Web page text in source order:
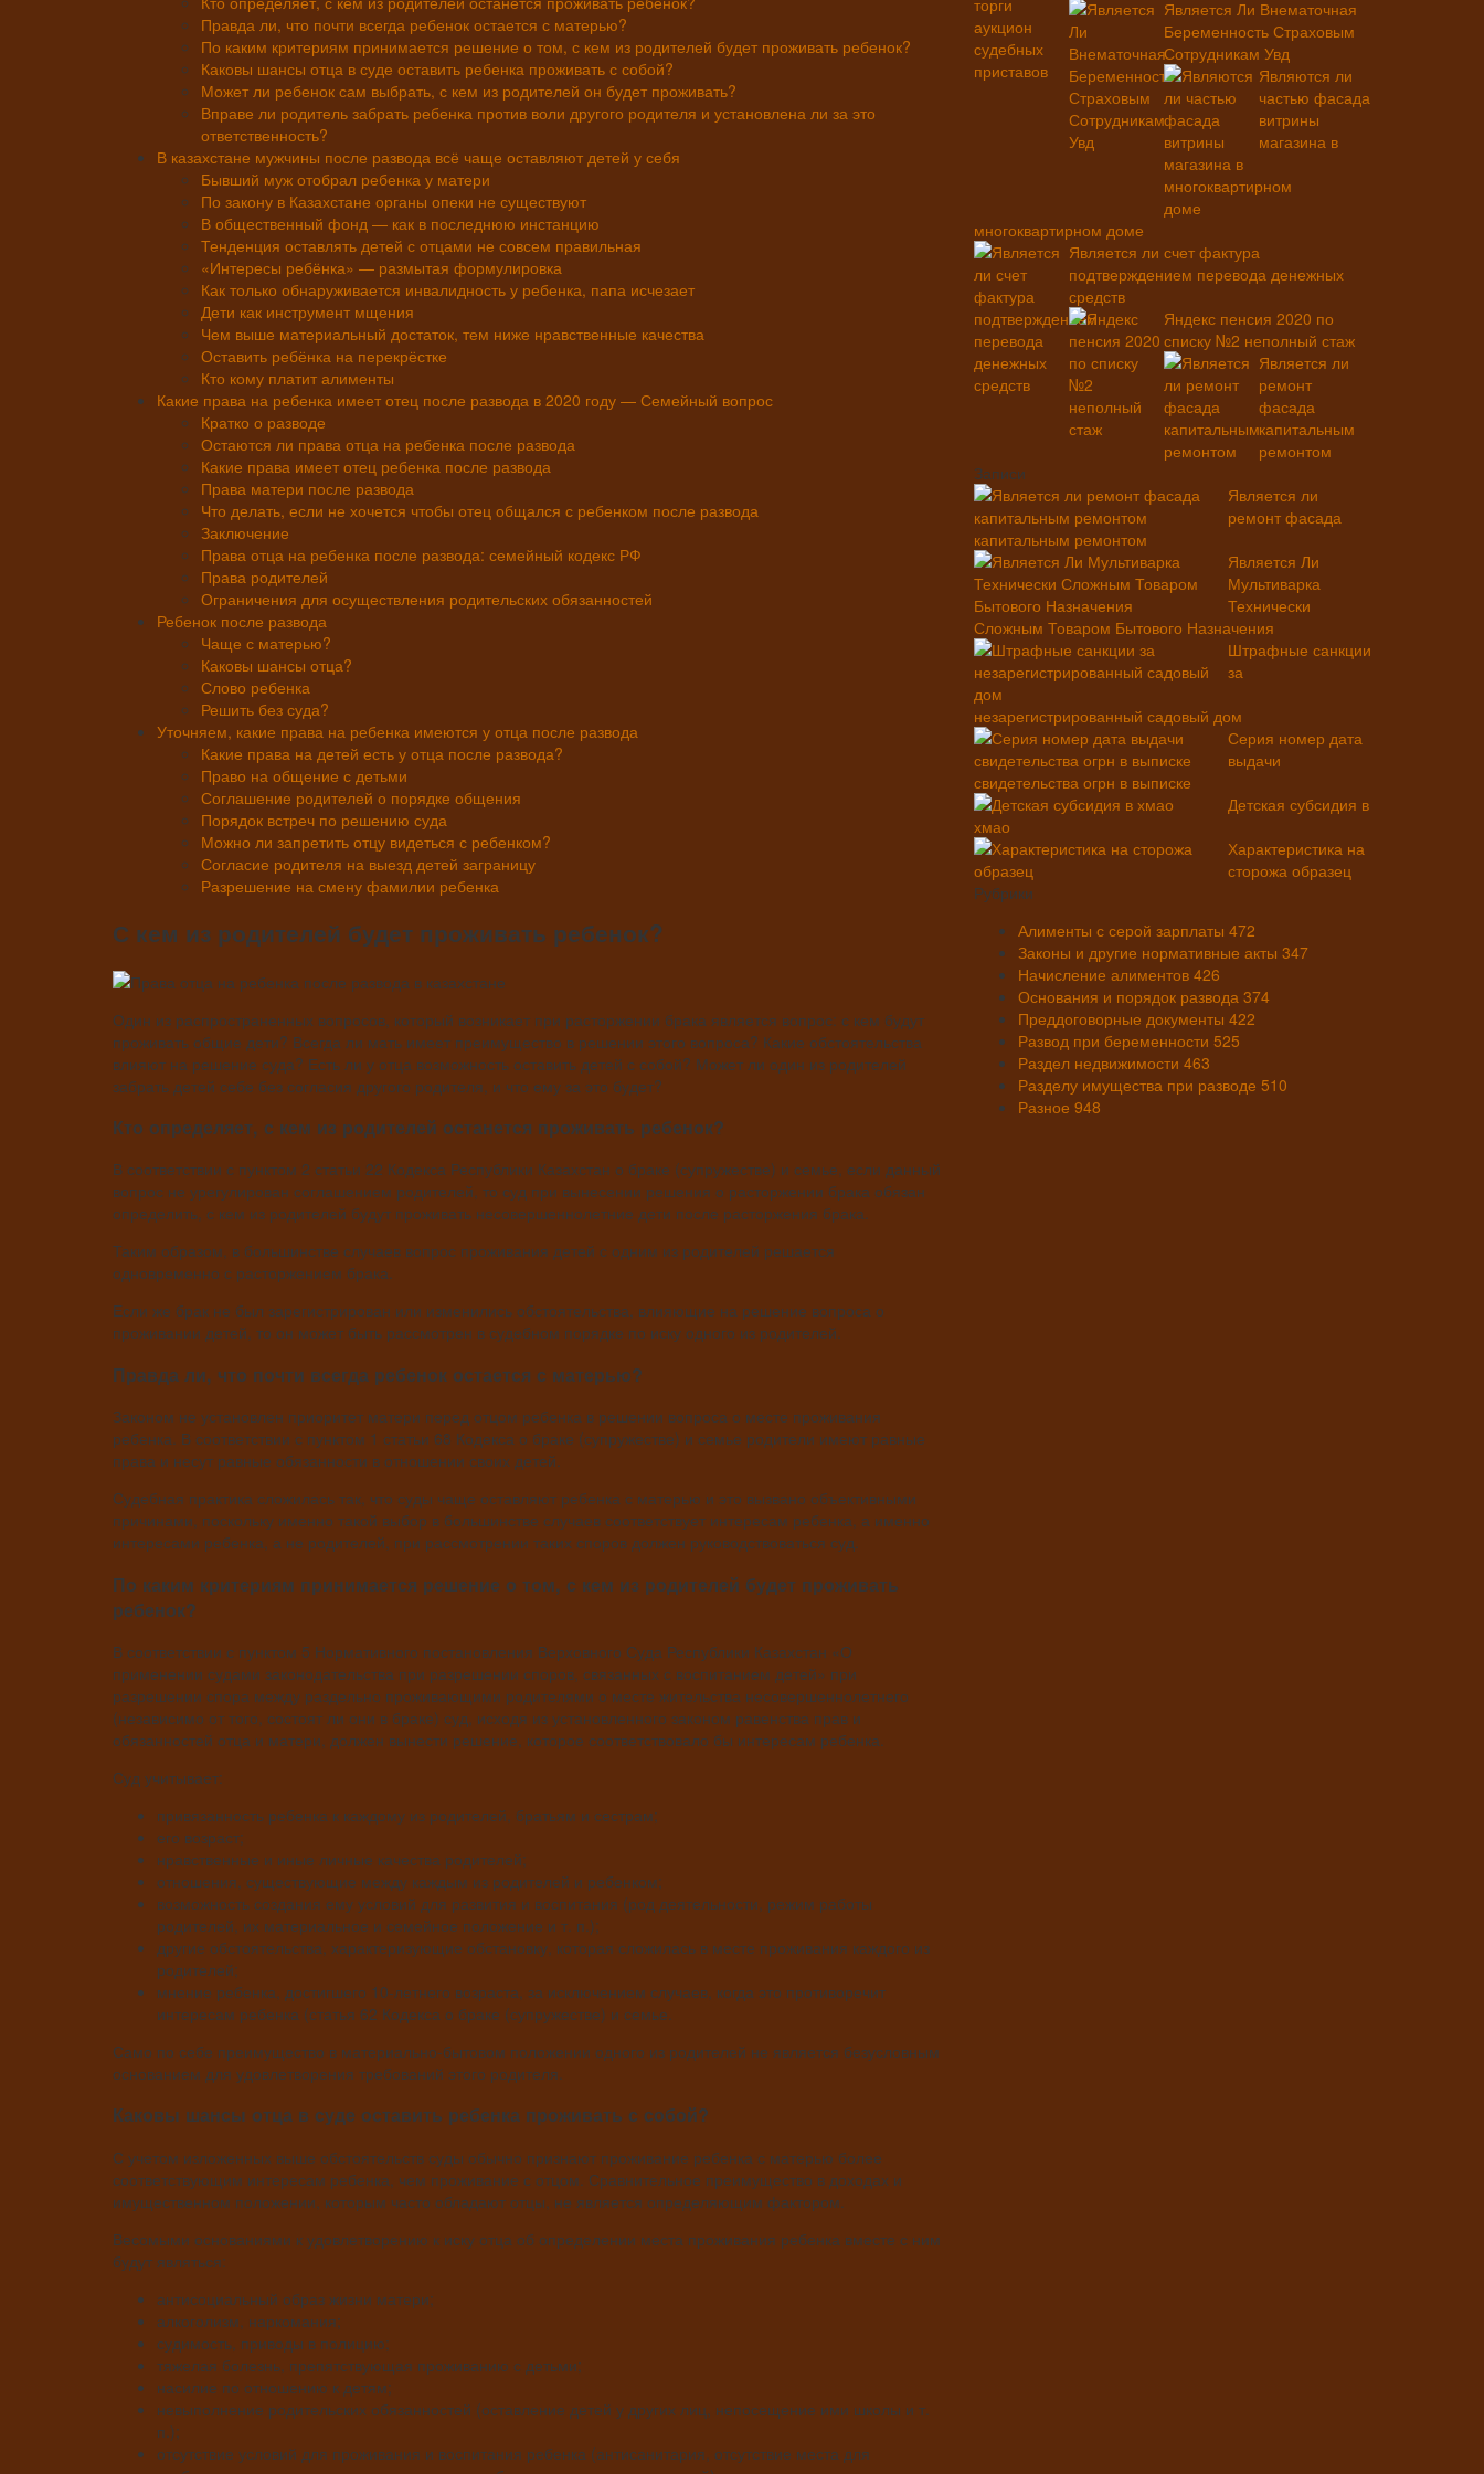
Правда ли, что почти всегда ребенок остается с матерью?
По каким критериям принимается решение о том, с кем из родителей будет проживать ребенок?
Каковы шансы отца в суде оставить ребенка проживать с собой?
Может ли ребенок сам выбрать, с кем из родителей он будет проживать?
Вправе ли родитель забрать ребенка против воли другого родителя и установлена ли за это
ответственность?
В казахстане мужчины после развода всё чаще оставляют детей у себя
Бывший муж отобрал ребенка у матери
По закону в Казахстане органы опеки не существуют
В общественный фонд — как в последнюю инстанцию
Тенденция оставлять детей с отцами не совсем правильная
«Интересы ребёнка» — размытая формулировка
Как только обнаруживается инвалидность у ребенка, папа исчезает
Дети как инструмент мщения
Чем выше материальный достаток, тем ниже нравственные качества
Оставить ребёнка на перекрёстке
Кто кому платит алименты
Какие права на ребенка имеет отец после развода в 2020 году — Семейный вопрос
Кратко о разводе
Остаются ли права отца на ребенка после развода
Какие права имеет отец ребенка после развода
Права матери после развода
Что делать, если не хочется чтобы отец общался с ребенком после развода
Заключение
Права отца на ребенка после развода: семейный кодекс РФ
Права родителей
Ограничения для осуществления родительских обязанностей
Ребенок после развода
Чаще с матерью?
Каковы шансы отца?
Слово ребенка
Решить без суда?
Уточняем, какие права на ребенка имеются у отца после развода
Какие права на детей есть у отца после развода?
Право на общение с детьми
Соглашение родителей о порядке общения
Порядок встреч по решению суда
Можно ли запретить отцу видеться с ребенком?
Согласие родителя на выезд детей заграницу
Разрешение на смену фамилии ребенка
С кем из родителей будет проживать ребенок?
Один из распространенных вопросов, который возникает при расторжении брака является вопрос: с кем будут
проживать общие дети? Всегда ли мать имеет преимущество в решении этого вопроса? Какие обстоятельства
влияют на решение суда? Есть ли у отца возможность оставить детей с собой? Может ли один из родителей
забрать детей себе без согласия другого родителя, и что ему за это будет?
Кто определяет, с кем из родителей останется проживать ребенок?
В соответствии с пунктом 2 статьи 22 Кодекса Республики Казахстан о браке (супружестве) и семье, если данный
вопрос не урегулирован соглашением родителей, то суд при вынесении решения о расторжении брака обязан
определить, с кем из родителей будут проживать несовершеннолетние дети после расторжения брака.
Таким образом, в большинстве случаев вопрос проживания детей с одним из родителей решается
одновременно с расторжением брака.
Если же брак не был зарегистрирован или изменились обстоятельства, влияющие на решение вопроса о
проживании детей, то он может быть рассмотрен в судебном порядке по иску одного из родителей.
Правда ли, что почти всегда ребенок остается с матерью?
Законом не установлен приоритет матери перед отцом ребенка в решении вопроса о месте проживания
ребенка. В соответствии с пунктом 1 статьи 68 Кодекса о браке (супружестве) и семье родители имеют равные
права и несут равные обязанности в отношении своих детей.
Судебная практика сложилась так, что суды чаще оставляют ребенка с матерью и это вызвано объективными
причинами, поскольку именно такой выбор в большинстве случаев соответствует интересам ребенка, а именно
интересами ребенка, а не родителей, при рассмотрении таких споров должен руководствоваться суд.
По каким критериям принимается решение о том, с кем из родителей будет проживать
ребенок?
В соответствии с пунктом 5 Нормативного постановления Верховного Суда Республики Казахстан «О
применении судами законодательства при разрешении споров, связанных с воспитанием детей» при
разрешении спора между раздельно проживающими родителями о месте жительства несовершеннолетнего
(независимо от того, состоят ли они в браке) суд, исходя из установленного законом равенства прав и
обязанностей отца и матери, должен вынести решение, которое соответствовало бы интересам ребенка.
Суд учитывает:
привязанность ребенка к каждому из родителей, братьям и сестрам;
его возраст;
нравственные и иные личные качества родителей;
отношения, существующие между каждым из родителей и ребенком;
возможность создания ему условий для развития и воспитания (род деятельности, режим работы
родителей, их материальное и семейное положение и т. п.);
другие обстоятельства, характеризующие обстановку, которая сложилась в месте проживания каждого из
родителей;
мнение ребенка, достигшего 10-летнего возраста, за исключением случаев, когда это противоречит
интересам ребенка (статья 62 Кодекса о браке (супружестве) и семье.
Само по себе преимущество в материально-бытовом положении одного из родителей не является безусловным
основанием для удовлетворения требований этого родителя.
Каковы шансы отца в суде оставить ребенка проживать с собой?
С учетом изложенных выше обстоятельств суды обычно признают проживание ребенка с матерью более
соответствующим интересам ребенка, чем проживание с отцом. Сравнительное преимущество в доходах и
имущественном положении, которым часто обладают отцы, не является определяющим фактором.
Весомыми основаниями к удовлетворению к иску отца об определении места проживания ребенка вместе с ним
будут являться:
антисоциальный образ жизни матери;
алкоголизм, наркомания;
судимость, приводы в полицию;
тяжелая болезнь, препятствующая проживанию с детьми;
насилие по отношению к детям;
невыполнение родительских обязанностей (оставление детей у других лиц, непосещение ими школы и т.
п.);
отсутствие условий для проживания и воспитания ребенка (антисанитария, отсутствие места для
Является Ли Внематочная
Беременность Страховым
Сотрудникам Увд
Являются ли
частью фасада
витрины
магазина в
многоквартирном доме
Является ли счет фактура
подтверждением перевода денежных
средств
Яндекс пенсия 2020 по
списку №2 неполный стаж
Является ли
ремонт
фасада
капитальным
ремонтом
Записи
Является ли
ремонт фасада
капитальным ремонтом
Является Ли
Мультиварка
Технически
Сложным Товаром Бытового Назначения
Штрафные санкции
за
незарегистрированный садовый дом
Серия номер дата
выдачи
свидетельства огрн в выписке
Детская субсидия в
хмао
Характеристика на
сторожа образец
Рубрики
Алименты с серой зарплаты 472
Законы и другие нормативные акты 347
Начисление алиментов 426
Основания и порядок развода 374
Преддоговорные документы 422
Развод при беременности 525
Раздел недвижимости 463
Разделу имущества при разводе 510
Разное 948